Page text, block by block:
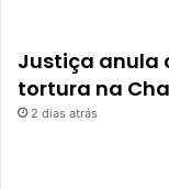
Justiça anula
tortura na
2 dias atrás